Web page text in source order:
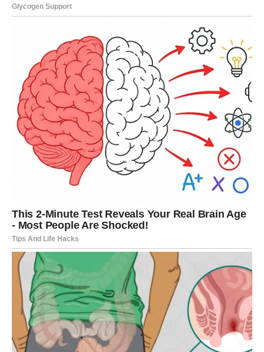
Na taj način doprinosi ravnoteži crijevne flore, što je ključno za
3. Pomažu kod dijareje i zatvora
Zanimljivo je da hurme mogu djelovati dvostruko kada je riječ o
probavnim problemima. S jedne strane, mogu pomoći kod
dijareje jer smiruju probavni sistem, dok s druge strane djeluju
kao prirodni laksativ zahvaljujući vlaknima koja sadrže.